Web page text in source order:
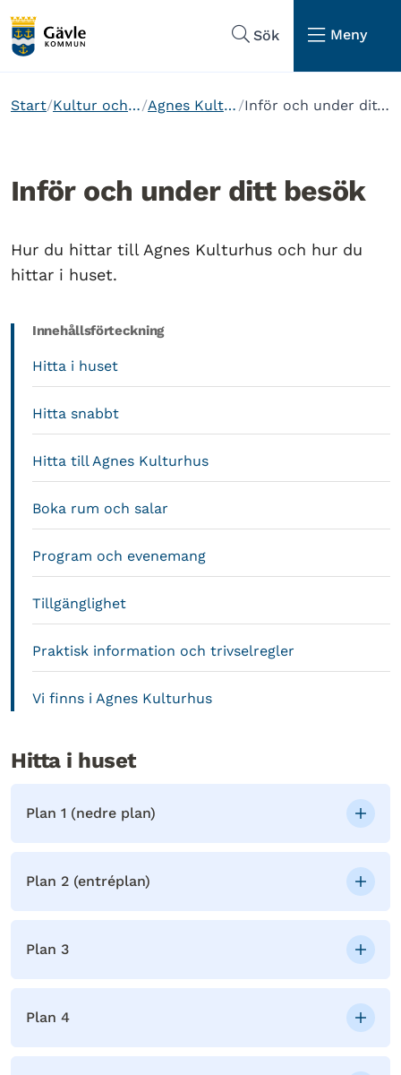
Sök
Meny
Start Kultur och fritid Agnes Kulturhus Inför och under ditt besök
Inför och under ditt besök
Hur du hittar till Agnes Kulturhus och hur du
hittar i huset.
Innehållsförteckning
Hitta i huset
Hitta snabbt
Hitta till Agnes Kulturhus
Boka rum och salar
Program och evenemang
Tillgänglighet
Praktisk information och trivselregler
Vi finns i Agnes Kulturhus
Hitta i huset
Plan 1 (nedre plan)
Plan 2 (entréplan)
Plan 3
Plan 4